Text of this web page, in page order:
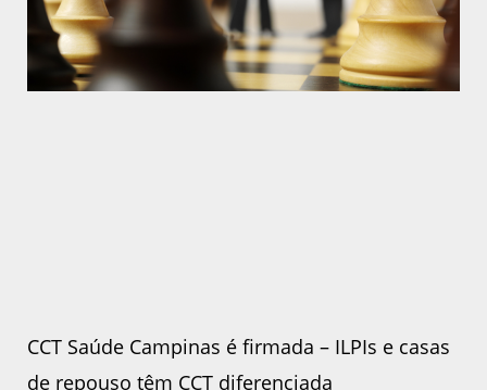
CCT Saúde Campinas é firmada – ILPIs e casas
de repouso têm CCT diferenciada